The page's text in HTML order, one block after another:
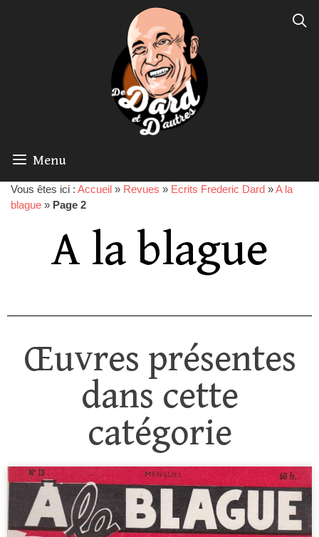
Menu
Vous êtes ici : Accueil » Revues » Ecrits Frederic Dard »A la
blague » Page 2
A la blague
Œuvres présentes
dans cette
catégorie